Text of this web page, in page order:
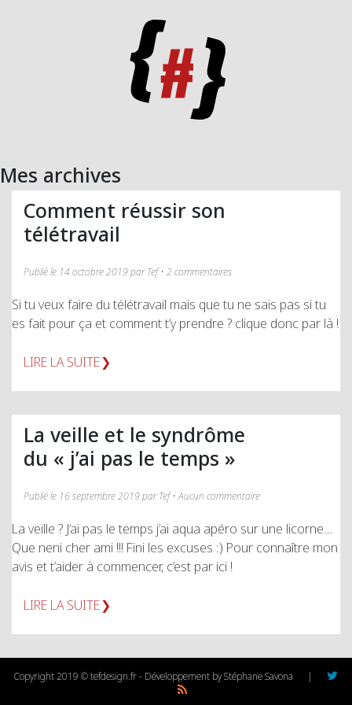
Mes archives
Comment réussir son
télétravail
Publié le 14 octobre 2019 par Tef • 2 commentaires
Si tu veux faire du télétravail mais que tu ne sais pas si tu
es fait pour ça et comment t’y prendre ? clique donc par là !
LIRE LA SUITE
La veille et le syndrôme
du « j’ai pas le temps »
Publié le 16 septembre 2019 par Tef • Aucun commentaire
La veille ? J’ai pas le temps j’ai aqua apéro sur une licorne…
Que neni cher ami !!! Fini les excuses :) Pour connaître mon
avis et t’aider à commencer, c’est par ici !
LIRE LA SUITE
Copyright 2019 © tefdesign.fr - Développement by Stéphane Savona |